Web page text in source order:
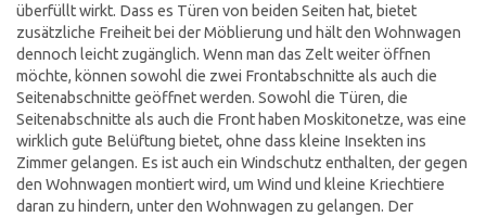
überfüllt wirkt. Dass es Türen von beiden Seiten hat, bietet
zusätzliche Freiheit bei der Möblierung und hält den Wohnwagen
dennoch leicht zugänglich. Wenn man das Zelt weiter öffnen
möchte, können sowohl die zwei Frontabschnitte als auch die
Seitenabschnitte geöffnet werden. Sowohl die Türen, die
Seitenabschnitte als auch die Front haben Moskitonetze, was eine
wirklich gute Belüftung bietet, ohne dass kleine Insekten ins
Zimmer gelangen. Es ist auch ein Windschutz enthalten, der gegen
den Wohnwagen montiert wird, um Wind und kleine Kriechtiere
daran zu hindern, unter den Wohnwagen zu gelangen. Der